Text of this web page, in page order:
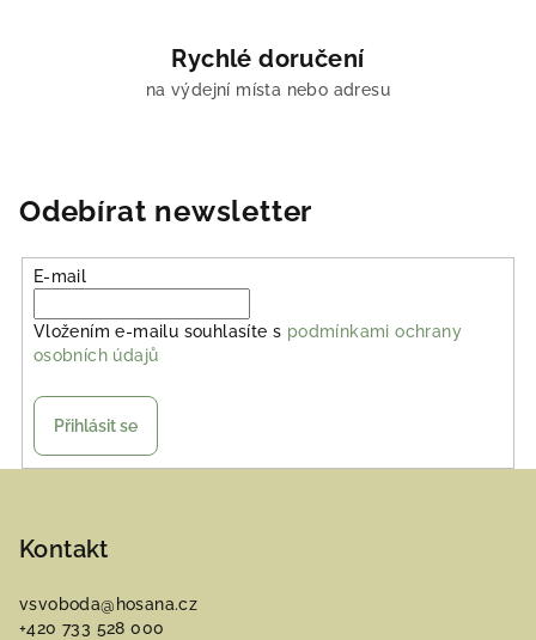
Rychlé doručení
na výdejní místa nebo adresu
Odebírat newsletter
E-mail
Vložením e-mailu souhlasíte s podmínkami ochrany
osobních údajů
Přihlásit se
Kontakt
vsvoboda@ hosana.cz
+420 733 528 000